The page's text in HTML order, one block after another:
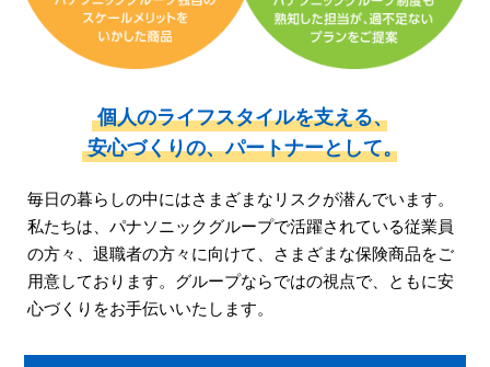
個人のライフスタイルを支える、
安心づくりの、パートナーとして。
毎日の暮らしの中にはさまざまなリスクが潜んでいます。
私たちは、パナソニックグループで活躍されている従業員
の方々、 退職者の方々に向けて、さまざまな保険商品をご
用意しております。 グループならではの視点で、ともに安
心づくりをお手伝いいたします。